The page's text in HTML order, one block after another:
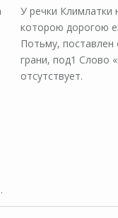
У речки Климлатки
которою дорогою
Потьму,
грани, под1 Слово
отсутствует.